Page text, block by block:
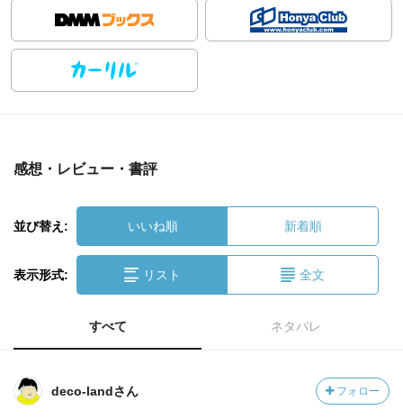
感想・レビュー・書評
並び替え: いいね順 新着順
表示形式: リスト 全文
すべて ネタバレ
deco-landさん フォロー